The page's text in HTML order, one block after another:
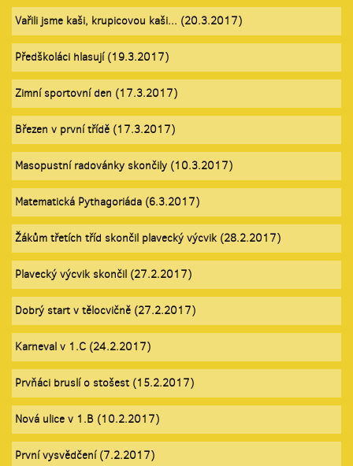
Vařili jsme kaši, krupicovou kaši... (20.3.2017)
Předškoláci hlasují (19.3.2017)
Zimní sportovní den (17.3.2017)
Březen v první třídě (17.3.2017)
Masopustní radovánky skončily (10.3.2017)
Matematická Pythagoriáda (6.3.2017)
Žákům třetích tříd skončil plavecký výcvik (28.2.2017)
Plavecký výcvik skončil (27.2.2017)
Dobrý start v tělocvičně (27.2.2017)
Karneval v 1.C (24.2.2017)
Prvňáci bruslí o stošest (15.2.2017)
Nová ulice v 1.B (10.2.2017)
První vysvědčení (7.2.2017)